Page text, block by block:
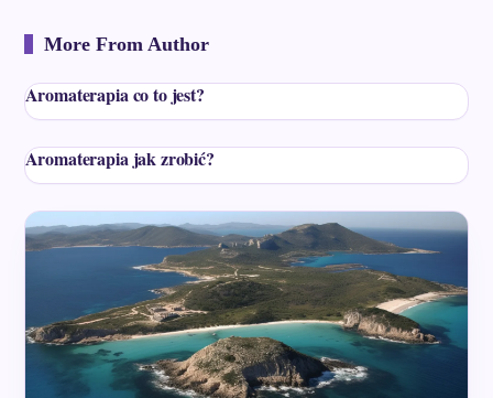
More From Author
Aromaterapia co to jest?
Aromaterapia jak zrobić?